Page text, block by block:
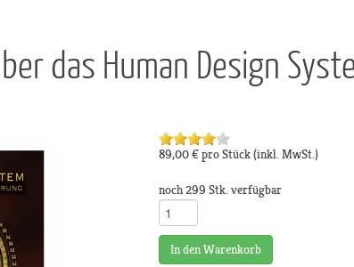
das Human Design
89,00 €pro Stück(inkl. MwSt.)
noch 299 Stk. verfügbar
In den Warenkorb